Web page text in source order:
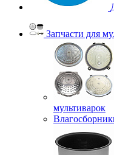
Запчасти для
мультиварок